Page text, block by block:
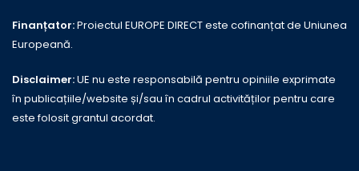
Finanțator:Proiectul EUROPE DIRECT este cofinanțat de Uniunea
Europeană.
Disclaimer:UE nu este responsabilă pentru opiniile exprimate
în publicațiile/website și/sau în cadrul activităților pentru care
este folosit grantul acordat.